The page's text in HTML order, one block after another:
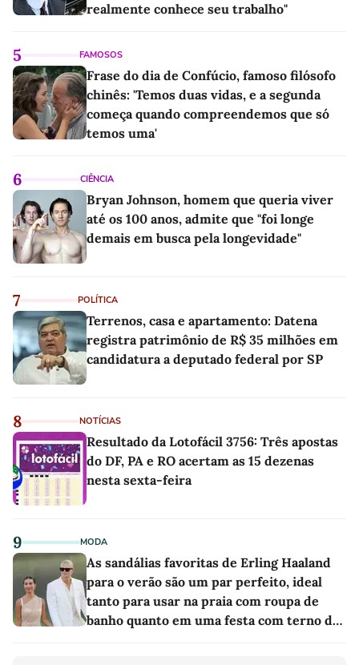
realmente conhece seu trabalho"
5 FAMOSOS
Frase do dia de Confúcio, famoso filósofo
chinês: 'Temos duas vidas, e a segunda
começa quando compreendemos que só
temos uma'
6 CIÊNCIA
Bryan Johnson, homem que queria viver
até os 100 anos, admite que "foi longe
demais em busca pela longevidade"
7 POLÍTICA
Terrenos, casa e apartamento: Datena
registra patrimônio de R$ 35 milhões em
candidatura a deputado federal por SP
8 NOTÍCIAS
Resultado da Lotofácil 3756: Três apostas
do DF, PA e RO acertam as 15 dezenas
nesta sexta-feira
9 MODA
As sandálias favoritas de Erling Haaland
para o verão são um par perfeito, ideal
tanto para usar na praia com roupa de
banho quanto em uma festa com terno de